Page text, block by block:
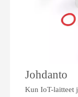
Johdanto
Kun IoT-laitteet